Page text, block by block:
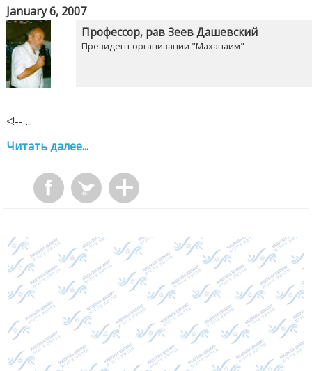
January 6, 2007
Профессор, рав Зеев Дашевский
Президент организации "Маханаим"
<!-- ...
Читать далее...